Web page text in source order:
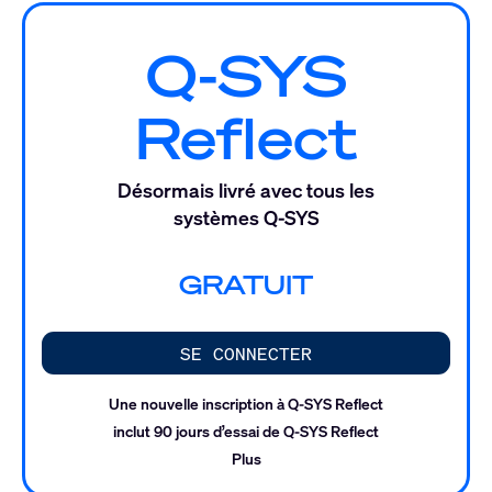
Q-SYS
Reflect
Désormais livré avec tous les
systèmes Q-SYS
GRATUIT
SE CONNECTER
Une nouvelle inscription à Q-SYS Reflect
inclut 90 jours d’essai de Q-SYS Reflect
Plus